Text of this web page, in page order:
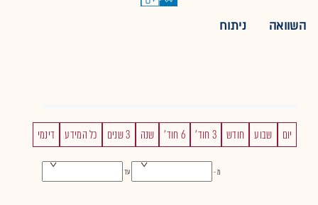
השוואה ניתוח
יום שבוע חודש 3 חוד' 6 חוד' שנה 3 שנים כל המידע דינמי
מ - עד